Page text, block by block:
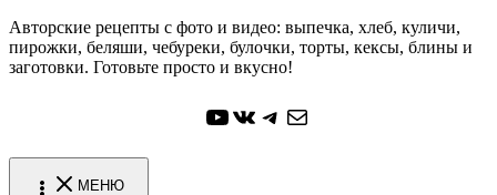
Авторские рецепты с фото и видео: выпечка, хлеб, куличи,
пирожки, беляши, чебуреки, булочки, торты, кексы, блины и
заготовки. Готовьте просто и вкусно!
YouTube
ВКонтакте
Telegram
Почта
МЕНЮ